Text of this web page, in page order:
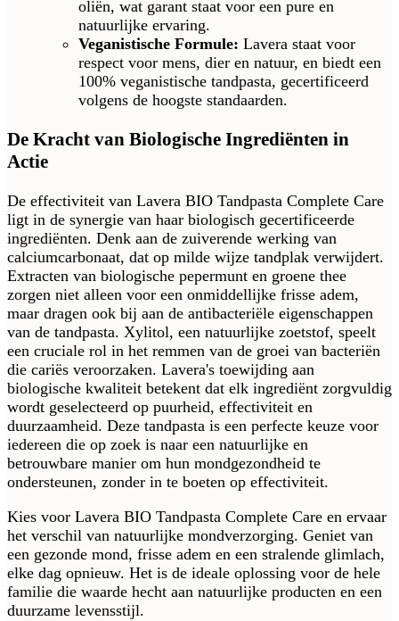
oliën, wat garant staat voor een pure en
natuurlijke ervaring.
Veganistische Formule: Lavera staat voor
respect voor mens, dier en natuur, en biedt een
100% veganistische tandpasta, gecertificeerd
volgens de hoogste standaarden.
De Kracht van Biologische Ingrediënten in
Actie
De effectiviteit van Lavera BIO Tandpasta Complete Care
ligt in de synergie van haar biologisch gecertificeerde
ingrediënten. Denk aan de zuiverende werking van
calciumcarbonaat, dat op milde wijze tandplak verwijdert.
Extracten van biologische pepermunt en groene thee
zorgen niet alleen voor een onmiddellijke frisse adem,
maar dragen ook bij aan de antibacteriële eigenschappen
van de tandpasta. Xylitol, een natuurlijke zoetstof, speelt
een cruciale rol in het remmen van de groei van bacteriën
die cariës veroorzaken. Lavera's toewijding aan
biologische kwaliteit betekent dat elk ingrediënt zorgvuldig
wordt geselecteerd op puurheid, effectiviteit en
duurzaamheid. Deze tandpasta is een perfecte keuze voor
iedereen die op zoek is naar een natuurlijke en
betrouwbare manier om hun mondgezondheid te
ondersteunen, zonder in te boeten op effectiviteit.
Kies voor Lavera BIO Tandpasta Complete Care en ervaar
het verschil van natuurlijke mondverzorging. Geniet van
een gezonde mond, frisse adem en een stralende glimlach,
elke dag opnieuw. Het is de ideale oplossing voor de hele
familie die waarde hecht aan natuurlijke producten en een
duurzame levensstijl.